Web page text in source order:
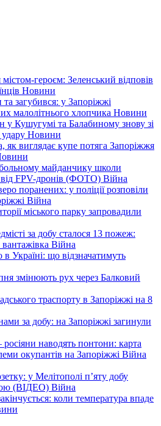
героєм: Зеленський відповів
Новини
загубився: у Запоріжжі
малолітнього хлопчика Новини
у Кушугумі та Балабиному знову зі
удару Новини
як виглядає купе потяга Запоріжжя
майданчику школи
від FPV-дронів (ФОТО) Війна
поранених: у поліції розповіли
Війна
міського парку запровадили
за добу сталося 13 пожеж:
Війна
в Україні: що відзначатимуть
змінюють рух через Балковий
траспорту в Запоріжжі на 8
за добу: на Запоріжжі загинули
наводять понтони: карта
окупантів на Запоріжжі Війна
у Мелітополі п’яту добу
(ВІДЕО) Війна
коли температура впаде